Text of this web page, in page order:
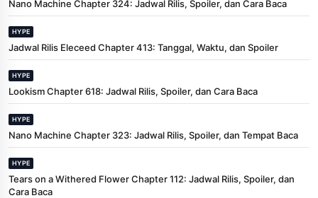
Nano Machine Chapter 324: Jadwal Rilis, Spoiler, dan Cara Baca
HYPE
Jadwal Rilis Eleceed Chapter 413: Tanggal, Waktu, dan Spoiler
HYPE
Lookism Chapter 618: Jadwal Rilis, Spoiler, dan Cara Baca
HYPE
Nano Machine Chapter 323: Jadwal Rilis, Spoiler, dan Tempat Baca
HYPE
Tears on a Withered Flower Chapter 112: Jadwal Rilis, Spoiler, dan
Cara Baca